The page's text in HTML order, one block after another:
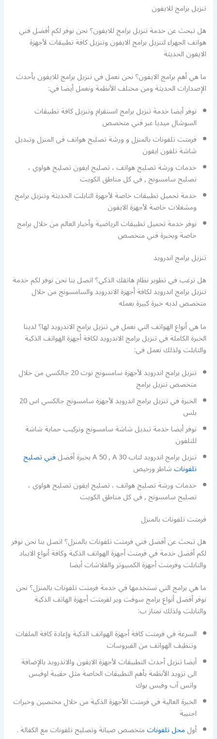
تنزيل برامج للايفون
هل تبحث عن خدمة تنزيل برامج للايفون؟ نحن نوفر لكم أفضل فني
هواتف الجهراء لتنزيل برامج الايفون وتنزيل كافة تطبيقات لأجهزة
الايفون الحديثة
ما هي أهم برامج الايفون؟ نحن نعمل في تنزيل برامج للايفون بأحدث
الإصدارات الحديثة ومن مختلف الأنظمة ونعمل أيضا في:
نوفر أيضا خدمة تنزيل برامج انستقرام وتنزيل كافة تطبيقات
السوشال ميديا عبر فني متخصص
فرمتت تلفونات بالمنزل و ورشة تصليح هواتف في المنزل وتبديل
شاشة تلفون ايفون
خدمات ورشة تصليح هواتف ، تصليح ايفون تصليح هواوي ،
تصليح سامسونج , في كل مناطق الكويت
خدمة تحميل تطبيقات خاصة لأجهزة التابلت الحديثة وتنزيل برامج
ومشغلات خاصة لأجهزة الايفون
نوفر خدمة تحميل تطبيقات الرياضية وأخبار العالم من خلال برامج
خاصة وبخبرة فني متخصص
تنزيل برامج اندرويد
هل ترغب في تطوير نظام هاتفك الذكي؟ اتصل بنا نحن نوفر لكم خدمة
تنزيل برامج اندرويد لكافة أجهزة الاندرويد والسامسونج من خلال
متخصص لديه خبرة كبيرة بعمله
ما هي أنواع الهواتف التي نعمل في تنزيل برامج الاندرويد لها؟ لدينا
الخبرة الكاملة في تنزيل برامج الاندرويد لكافة أجهزة الهواتف الذكية
والتابلت ولذلك نعمل في:
تنزيل برامج اندرويد لأجهزة سامسونج نوت 20 جالكسي من خلال
متخصص تنزيل برامج
الخبرة في تنزيل برامج اندرويد لأجهزة سامسونج جالكسي اس 20
بلس
نوفر أيضا خدمة تبديل شاشة سامسونج وتركيب حماية شاشة
للتلفون
تنزيل برامج اندرويد لتاب A 50 , A 30 بخبرة أفضل
فني تصليح
تلفوناتشاطر ورخيص
خدمات ورشة تصليح هواتف ، تصليح ايفون تصليح هواوي ،
تصليح سامسونج , في كل مناطق الكويت
فرمتت تلفونات بالمنزل
هل تبحث عن أفضل فني فرمتت تلفونات بالمنزل؟ اتصل بنا نحن نوفر
لكم أفضل خدمة في فرمتت أجهزة الهواتف الذكية وكافة أنواع الايباد
والتابلت وفرمتت أجهزة الكمبيوتر والفلاشات أيضا
ما هي برامج التي نستخدمها في خدمة فرمتت تلفونات بالمنزل؟ نحن
نوفر أفضل أنواع برامج سوفت وير لفرمتت أجهزة الهاتف الذكية
والتابلت ولذلك نمتاز ب:
السرعة في فرمتت كافة أجهزة الهواتف الذكية وإعادة كافة الملفات
وتنظيف الهواتف من الفيروسات
أيضا تنزيل أحدث التطبيقات لأجهزة الايفون والاندرويد بالإضافة
الى تزويد الأنظمة بأهم التطبيقات الخاصة مثل حقيبة اوفيس
واتس آب وفيس بوك
الخبرة العالية في فرمتت الأجهزة الذكية من خلال مختصين وخبرات
اجنبية
أولمحل تلفوناتمتخصص صيانة وتصليح تلفونات مع الكفالة .